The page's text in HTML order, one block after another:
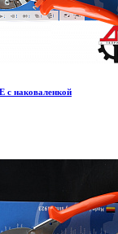
с наковаленкой